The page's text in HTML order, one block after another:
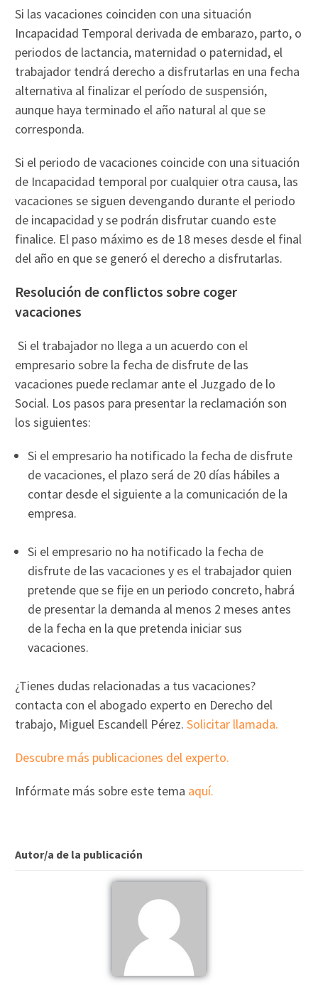
Si las vacaciones coinciden con una situación
Incapacidad Temporal derivada de embarazo, parto, o
periodos de lactancia, maternidad o paternidad, el
trabajador tendrá derecho a disfrutarlas en una fecha
alternativa al finalizar el período de suspensión,
aunque haya terminado el año natural al que se
corresponda.
Si el periodo de vacaciones coincide con una situación
de Incapacidad temporal por cualquier otra causa, las
vacaciones se siguen devengando durante el periodo
de incapacidad y se podrán disfrutar cuando este
finalice. El paso máximo es de 18 meses desde el final
del año en que se generó el derecho a disfrutarlas.
Resolución de conflictos sobre coger
vacaciones
Si el trabajador no llega a un acuerdo con el
empresario sobre la fecha de disfrute de las
vacaciones puede reclamar ante el Juzgado de lo
Social. Los pasos para presentar la reclamación son
los siguientes:
Si el empresario ha notificado la fecha de disfrute
de vacaciones, el plazo será de 20 días hábiles a
contar desde el siguiente a la comunicación de la
empresa.
Si el empresario no ha notificado la fecha de
disfrute de las vacaciones y es el trabajador quien
pretende que se fije en un periodo concreto, habrá
de presentar la demanda al menos 2 meses antes
de la fecha en la que pretenda iniciar sus
vacaciones.
¿Tienes dudas relacionadas a tus vacaciones?
contacta con el abogado experto en Derecho del
trabajo, Miguel Escandell Pérez.Solicitar llamada.
Descubre más publicaciones del experto.
Infórmate más sobre este tema aquí.
Autor/a de la publicación